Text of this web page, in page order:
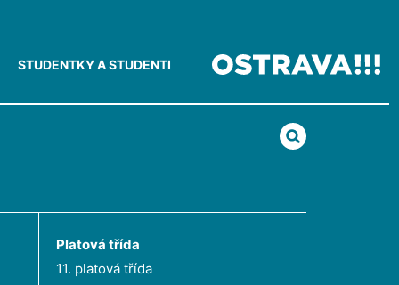
STUDENTKY A STUDENTI
Platová třída
11. platová třída